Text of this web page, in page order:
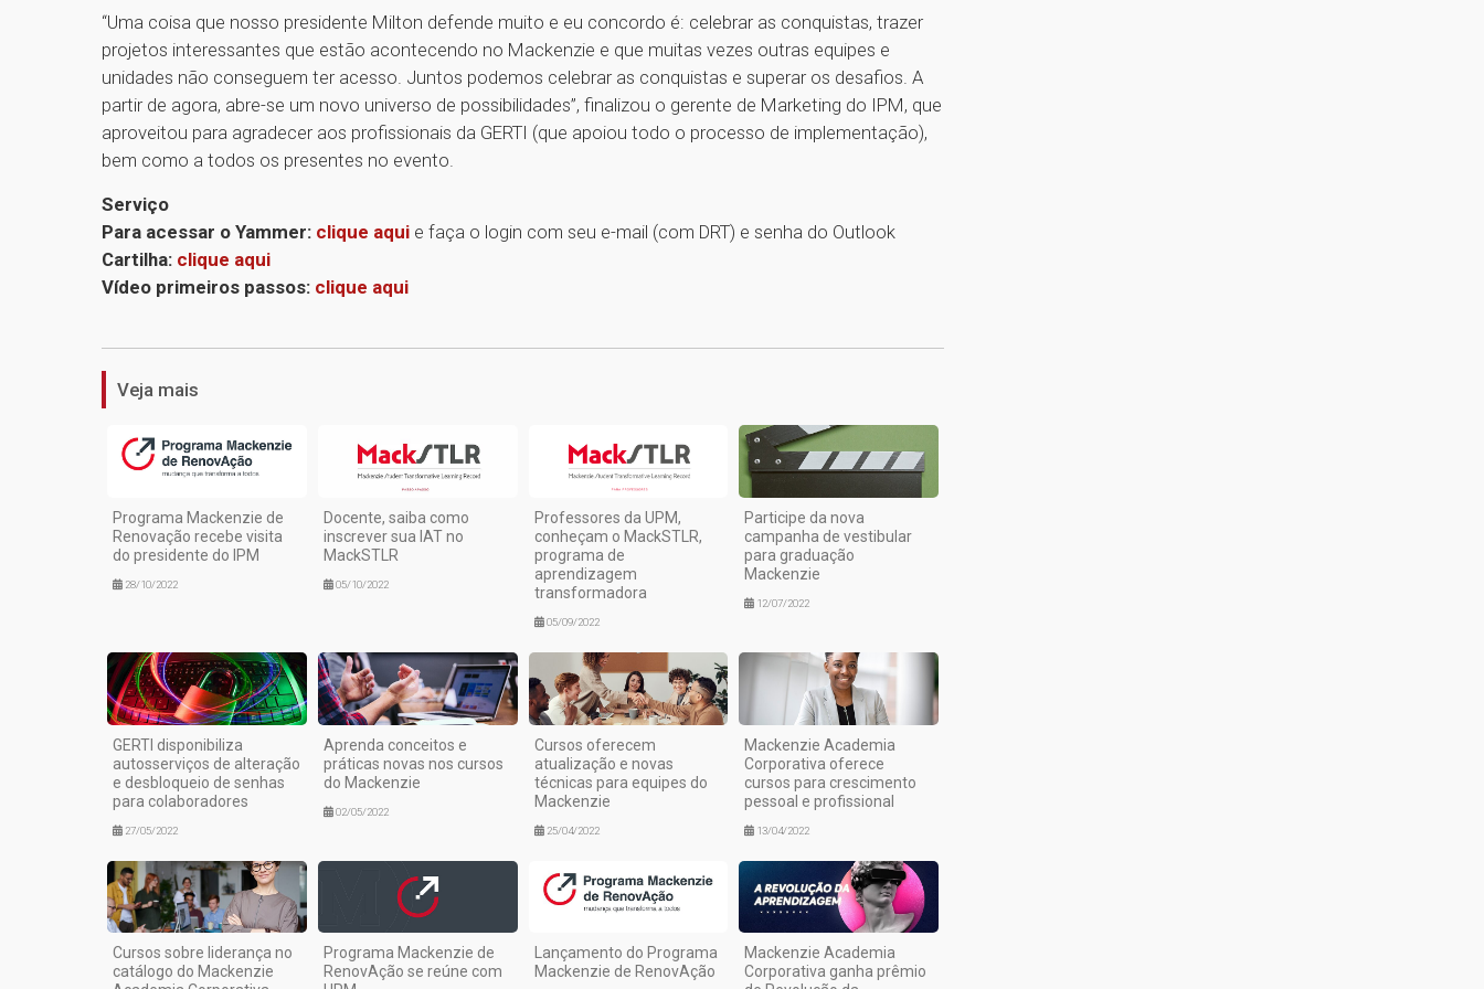
“Uma coisa que nosso presidente Milton defende muito e eu concordo é: celebrar as conquistas, trazer
projetos interessantes que estão acontecendo no Mackenzie e que muitas vezes outras equipes e
unidades não conseguem ter acesso. Juntos podemos celebrar as conquistas e superar os desafios. A
partir de agora, abre-se um novo universo de possibilidades”, finalizou o gerente de Marketing do IPM, que
aproveitou para agradecer aos profissionais da GERTI (que apoiou todo o processo de implementação),
bem como a todos os presentes no evento.
Serviço
Para acessar o Yammer: clique aqui e faça o login com seu e-mail (com DRT) e senha do Outlook
Cartilha: clique aqui
Vídeo primeiros passos: clique aqui
Veja mais
Programa Mackenzie de
Renovação recebe visita
do presidente do IPM
28/10/2022
Docente, saiba como
inscrever sua IAT no
MackSTLR
05/10/2022
Professores da UPM,
conheçam o MackSTLR,
programa de
aprendizagem
transformadora
05/09/2022
Participe da nova
campanha de vestibular
para graduação
Mackenzie
12/07/2022
GERTI disponibiliza
autosserviços de alteração
e desbloqueio de senhas
para colaboradores
27/05/2022
Aprenda conceitos e
práticas novas nos cursos
do Mackenzie
02/05/2022
Cursos oferecem
atualização e novas
técnicas para equipes do
Mackenzie
25/04/2022
Mackenzie Academia
Corporativa oferece
cursos para crescimento
pessoal e profissional
13/04/2022
Cursos sobre liderança no
catálogo do Mackenzie
Programa Mackenzie de
RenovAção se reúne com
Lançamento do Programa
Mackenzie de RenovAção
Mackenzie Academia
Corporativa ganha prêmio